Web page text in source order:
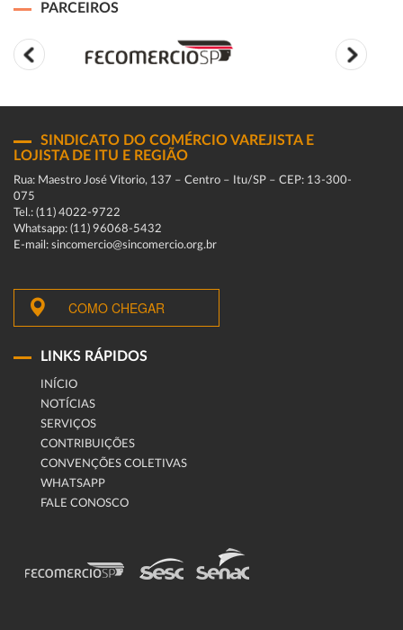
PARCEIROS
SINDICATO DO COMÉRCIO VAREJISTA E
LOJISTA DE ITU E REGIÃO
Rua: Maestro José Vitorio, 137 – Centro – Itu/SP – CEP: 13-300-
075
Tel.: (11) 4022-9722
Whatsapp: (11) 96068-5432
E-mail: sincomercio@sincomercio.org.br
COMO CHEGAR
LINKS RÁPIDOS
INÍCIO
NOTÍCIAS
SERVIÇOS
CONTRIBUIÇÕES
CONVENÇÕES COLETIVAS
WHATSAPP
FALE CONOSCO